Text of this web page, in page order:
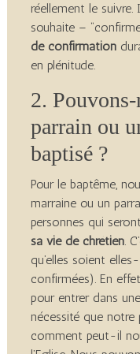
réellement le
souhaite –
de confirmation
en plénitude.
2.
parrain ou
baptisé ?
Pour le baptême,
marraine ou un
personnes qui
sa vie de chrétien.
qu’elles soient
confirmées). En
pour entrer dans
nécessité que notre
comment peut-il